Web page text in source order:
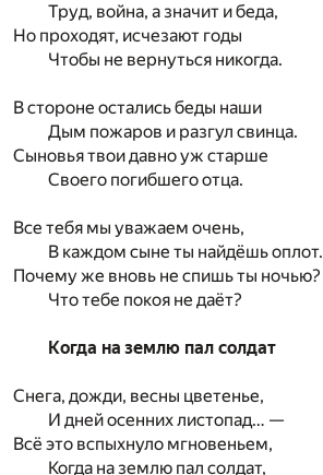
Труд, война, а значит и беда,
Но проходят, исчезают годы
Чтобы не вернуться никогда.
В стороне остались беды наши
Дым пожаров и разгул свинца.
Сыновья твои давно уж старше
Своего погибшего отца.
Все тебя мы уважаем очень,
В каждом сыне ты найдёшь оплот.
Почему же вновь не спишь ты ночью?
Что тебе покоя не даёт?
Когда на землю пал солдат
Снега, дожди, весны цветенье,
И дней осенних листопад… —
Всё это вспыхнуло мгновеньем,
Когда на землю пал солдат,